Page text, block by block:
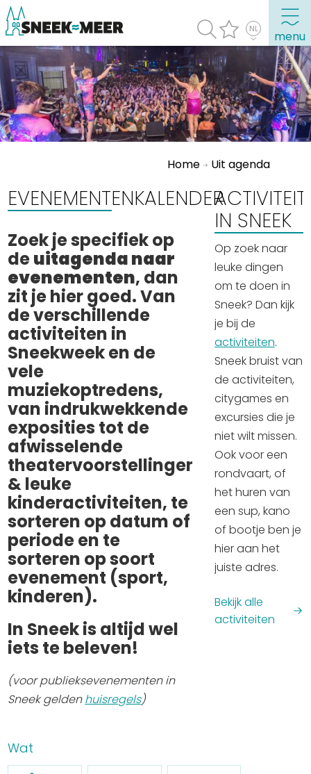
menu
Over Sneek
Uitgelicht
Praktische informatie
Eten, drinken & uitgaan
Watersport
Overnachten
Winkelen
En meer
Arrangementen
Jouw Sneek
De Friese meren
Other languages
UITagenda
Routes
Veel bezochte pagina's:
Top 10 leuke dingen
Vakantie vieren in Sneek
Uitgaan in Sneek
Citygame Escapegame Sneek
Webcams
Interactieve plattegrond van Sneek
Winkelen in Sneek
Home Uit agenda
EVENEMENTENKALENDER
Zoek je specifiek op
deuitagenda naar
evenementen, dan
zit je hier goed. Van
de verschillende
activiteiten in
Sneekweek en de
vele
muziekoptredens,
van indrukwekkende
exposities tot de
afwisselende
theatervoorstellingen
& leuke
kinderactiviteiten, te
sorteren op datum of
periode en te
sorteren op soort
evenement (sport,
kinderen).
In Sneek is altijd wel
iets te beleven!
(voor publieksevenementen in
Sneek geldenhuisregels)
IN SNEEK
Op zoek naar
leuke dingen
om te doen in
Sneek? Dan kijk
je bij de
activiteiten.
Sneek bruist van
de activiteiten,
citygames en
excursies die je
niet wilt missen.
Ook voor een
rondvaart, of
het huren van
een sup, kano
of bootje ben je
hier aan het
juiste adres.
Bekijk alle
activiteiten
Wat